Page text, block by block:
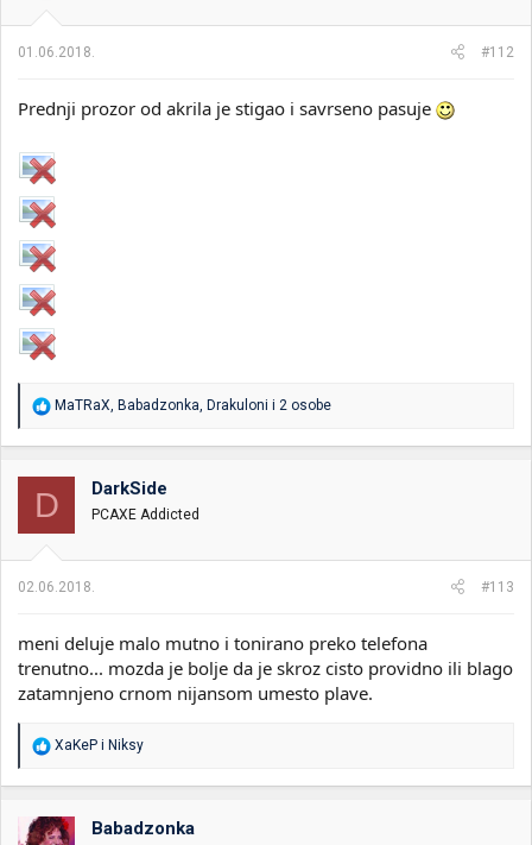
:
01.06.2018. #112
Prednji prozor od akrila je stigao i savrseno pasuje
R
a
o
v
a
n
:
MaTRaX, Babadzonka, Drakuloni i 2 osobe
D DarkSide
PCAXE Addicted
02.06.2018. #113
meni deluje malo mutno i tonirano preko telefona
trenutno... mozda je bolje da je skroz cisto providno ili blago
zatamnjeno crnom nijansom umesto plave.
R
o
v
XaKeP i Niksy
Babadzonka